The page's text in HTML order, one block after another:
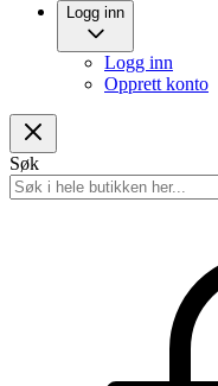
Logg inn
Logg inn
Opprett konto
Søk